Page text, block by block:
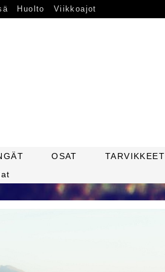
Huolto Viikkoajot
OSAT TARVIKKEET